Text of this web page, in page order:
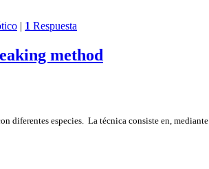
| 1 Respuesta
method
diferentes especies. La técnica consiste en,